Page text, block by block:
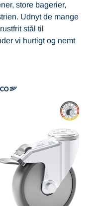
store bagerier,
Udnyt de mange
stål til
vi hurtigt og nemt